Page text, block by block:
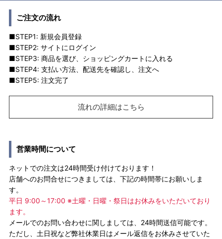
ご注文の流れ
■STEP1: 新規会員登録
■STEP2: サイトにログイン
■STEP3: 商品を選び、ショッピングカートに入れる
■STEP4: 支払い方法、配送先を確認し、注文へ
■STEP5: 注文完了
流れの詳細はこちら
営業時間について
ネットでの注文は24時間受け付けております！
店舗へのお問合せにつきましては、下記の時間帯にお願いしま
す。
平日 9:00～17:00 ※土曜・日曜・祭日はお休みをいただいており
ます。
メールでのお問い合わせに関しましては、24時間送信可能です。
ただし、土日祝など弊社休業日はメール返信をお休みさせていた